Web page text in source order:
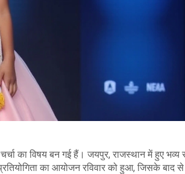
का विषय बन गई हैं। जयपुर, राजस्थान में हुए भव्य
का आयोजन रविवार को हुआ, जिसके बाद से